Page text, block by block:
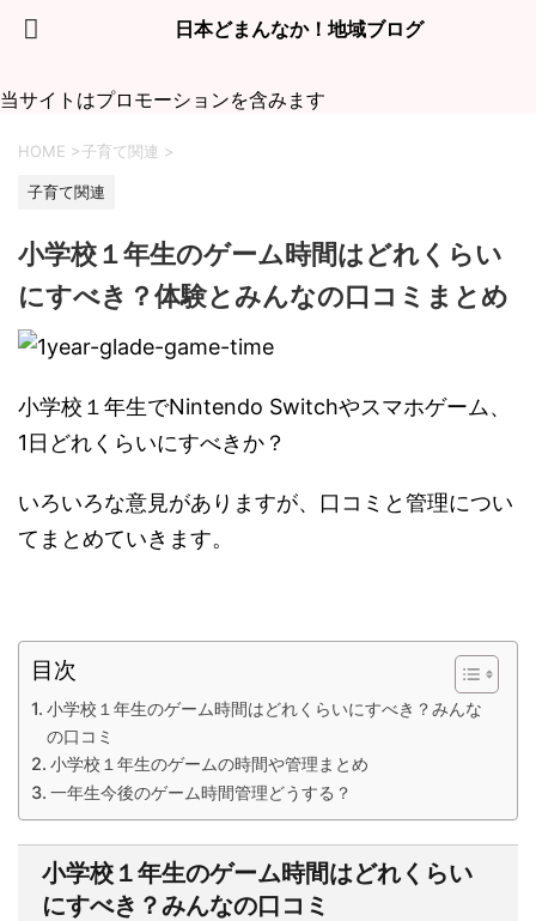
日本どまんなか！地域ブログ
当サイトはプロモーションを含みます
HOME >子育て関連 >
子育て関連
小学校１年生のゲーム時間はどれくらい
にすべき？体験とみんなの口コミまとめ
小学校１年生でNintendo Switchやスマホゲーム、
1日どれくらいにすべきか？
いろいろな意見がありますが、口コミと管理につい
てまとめていきます。
目次
小学校１年生のゲーム時間はどれくらいにすべき？みんな
の口コミ
小学校１年生のゲームの時間や管理まとめ
一年生今後のゲーム時間管理どうする？
小学校１年生のゲーム時間はどれくらい
にすべき？みんなの口コミ